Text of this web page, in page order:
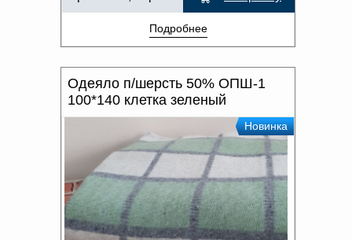
Подробнее
Одеяло п/шерсть 50% ОПШ-1
100*140 клетка зеленый
Новинка